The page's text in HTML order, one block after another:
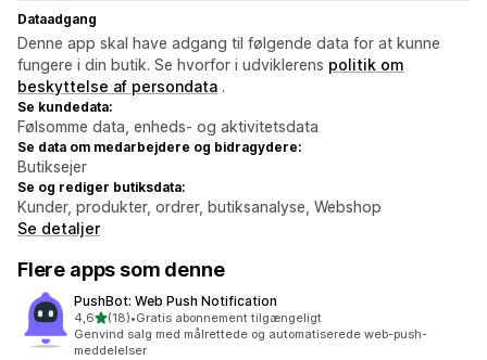
Dataadgang
Denne app skal have adgang til følgende data for at kunne
fungere i din butik. Se hvorfor i udviklerens politik om
beskyttelse af persondata .
Se kundedata:
Følsomme data, enheds- og aktivitetsdata
Se data om medarbejdere og bidragydere:
Butiksejer
Se og rediger butiksdata:
Kunder, produkter, ordrer, butiksanalyse, Webshop
Se detaljer
Flere apps som denne
PushBot: Web Push Notification
4,6ud af 5 stjerner
(18)
18 anmeldelser i alt
•Gratis abonnement tilgængeligt
Genvind salg med målrettede og automatiserede web-push-
meddelelser